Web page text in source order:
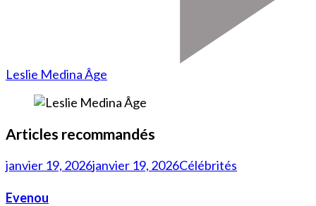
Leslie Medina Âge
Articles recommandés
janvier 19, 2026janvier 19, 2026Célébrités
Evenou